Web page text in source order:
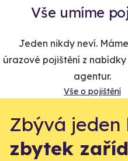
Vše umíme
Jeden nikdy neví.
úrazové pojištění z
agentur.
Vše o pojištění
Zbývá jeden
zbytek